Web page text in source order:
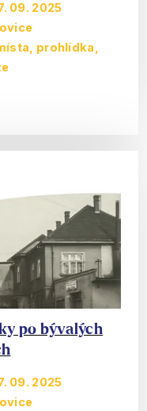
09. 2025
prohlídka,
po bývalých
09. 2025